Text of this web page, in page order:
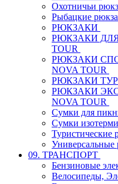
Охотничьи
Рыбацкие
РЮКЗАКИ
РЮКЗАКИ ДЛЯ
TOUR
РЮКЗАКИ
NOVA TOUR
РЮКЗАКИ
РЮКЗАКИ
NOVA TOUR
Сумки для
Сумки
Туристические
Универсальные
09. ТРАНСПОРТ
Бензиновые
Велосипеды,